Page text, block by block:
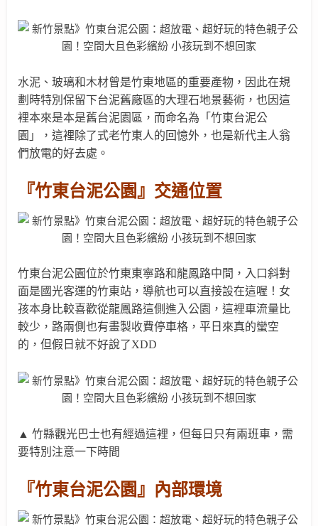
水泥、玻璃和木材曾是竹東地區的重要產物，因此在規
劃時特別 保留下台泥舊廠區的大理石地景藝術， 也因這
裡本來是本是舊台泥園區，而命名為「竹東台泥公
園」， 這裡除了式老竹東人的回憶外，也是新代主人翁
們放電的好去處。
『竹東台泥公園』交通位置
竹東台泥公園位於竹東東寧路和龍鳳路中間，入口斜對
面是國光客運的竹東站，導航也可以直接設在這喔！女
孩本身比較喜歡從龍鳳路這側進入公園，這裡車流量比
較少，路兩側也有畫製收費停車格，平日來真的蠻空
的，但假日就不好說了XDD
▲ 竹縣觀光巴士也有經過這裡， 但每日只有兩班車，需
要特別注意一下時間
『竹東台泥公園』內部環境